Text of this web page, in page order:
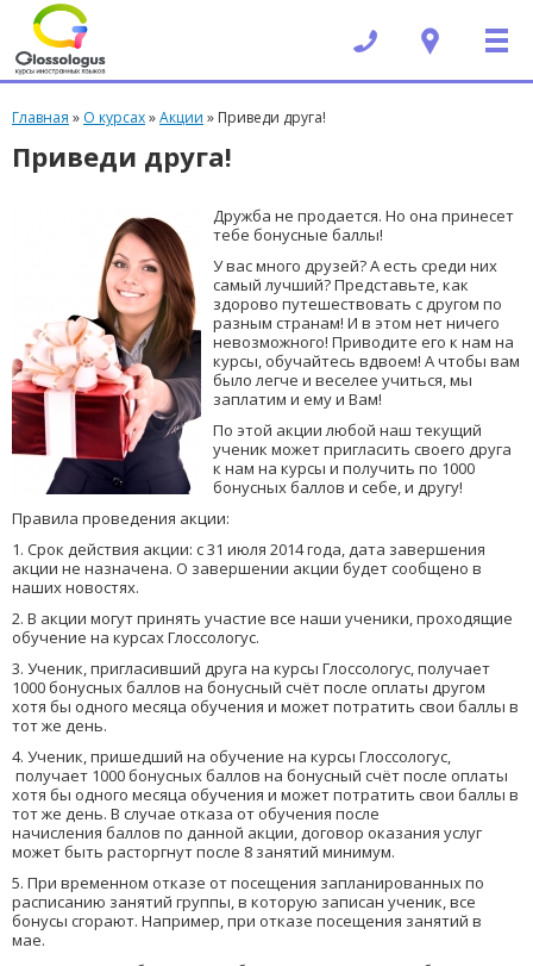
Вы здесь
Главная » О курсах»Акции » Приведи друга!
Приведи друга!
Дружба не продается. Но она принесет
тебе бонусные баллы!
У вас много друзей? А есть среди них
самый лучший? Представьте, как
здорово путешествовать с другом по
разным странам! И в этом нет ничего
невозможного! Приводите его к нам на
курсы, обучайтесь вдвоем! А чтобы вам
было легче и веселее учиться, мы
заплатим и ему и Вам!
По этой акции любой наш текущий
ученик может пригласить своего друга
к нам на курсы и получить по 1000
бонусных баллов и себе, и другу!
Правила проведения акции:
1. Срок действия акции: с 31 июля 2014 года, дата завершения
акции не назначена. О завершении акции будет сообщено в
наших новостях.
2. В акции могут принять участие все наши ученики, проходящие
обучение на курсах Глоссологус.
3. Ученик, пригласивший друга на курсы Глоссологус, получает
1000 бонусных баллов на бонусный счёт после оплаты другом
хотя бы одного месяца обучения и может потратить свои баллы в
тот же день.
4. Ученик, пришедший на обучение на курсы Глоссологус,
получает 1000 бонусных баллов на бонусный счёт после оплаты
хотя бы одного месяца обучения и может потратить свои баллы в
тот же день. В случае отказа от обучения после
начисления баллов по данной акции, договор оказания услуг
может быть расторгнут после 8 занятий минимум.
5. При временном отказе от посещения запланированных по
расписанию занятий группы, в которую записан ученик, все
бонусы сгорают. Например, при отказе посещения занятий в
мае.